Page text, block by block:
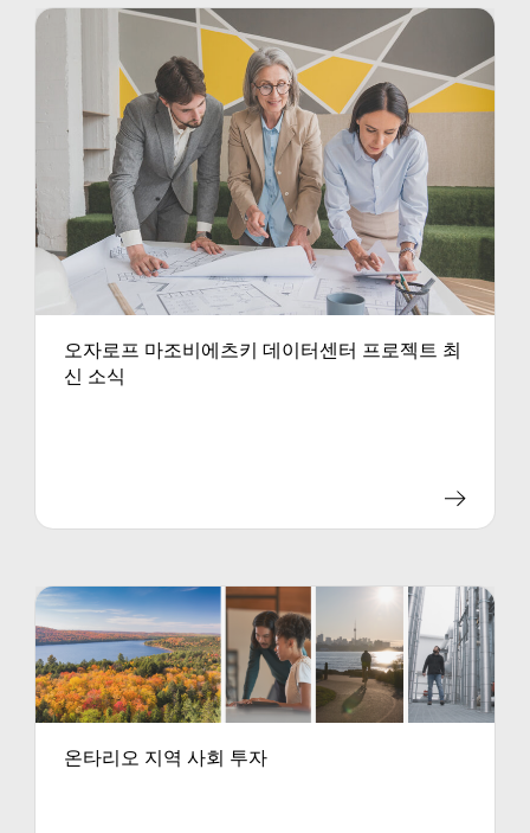
오자로프 마조비에츠키 데이터센터 프로젝트 최
신 소식
온타리오 지역 사회 투자